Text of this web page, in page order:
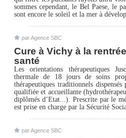
sommes cependant, le Bel Paese, le
sont encore le soleil et la mer à
par Agence SBC
Cure à Vichy à la
santé
Les orientations thérapeutiques
thermale de 18 jours de soins
thérapeutiques traditionnels
qualifiée et accueillante
diplômés d’Etat...). Prescrite par le
est prise en charge par la Sécurité
par Agence SBC